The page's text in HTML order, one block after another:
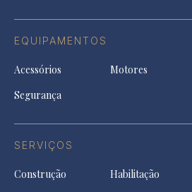
EQUIPAMENTOS
Acessórios Motores
Segurança
SERVIÇOS
Construção Habilitação